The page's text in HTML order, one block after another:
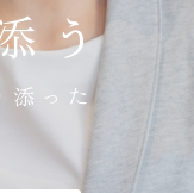
う
添った